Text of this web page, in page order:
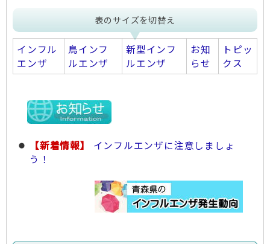
表のサイズを切替え
インフル
エンザ
鳥インフ
ルエンザ
新型インフ
ルエンザ
お知
らせ
トピッ
クス
【新着情報】
インフルエンザに注意しましょ
う！